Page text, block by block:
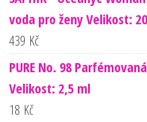
voda pro ženy Velikost:
439 Kč
PURE No. 98
Velikost: 2,5 ml
18 Kč